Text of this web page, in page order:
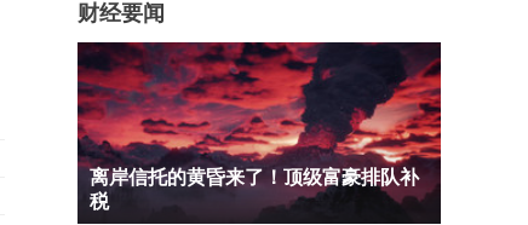
财经要闻
离岸信托的黄昏来了！顶级富豪排队补
税